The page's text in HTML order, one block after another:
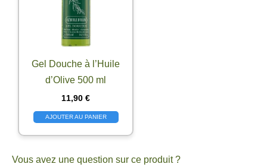
Gel Douche à l’Huile
d’Olive 500 ml
11,90 €
AJOUTER AU PANIER
Vous avez une question sur ce produit ?